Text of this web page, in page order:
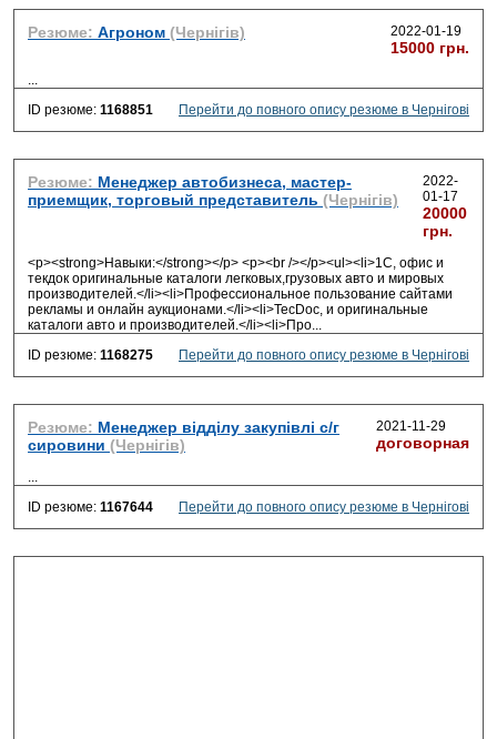
Резюме: Агроном (Чернігів) 2022-01-19
15000 грн.
...
ID резюме: 1168851 Перейти до повного опису резюме в Чернігові
Резюме: Менеджер автобизнеса, мастер-
приемщик, торговый представитель (Чернігів)
2022-
01-17
20000
грн.
<p><strong>Навыки:</strong></p> <p><br /></p><ul><li>1С, офис и
текдок оригинальные каталоги легковых,грузовых авто и мировых
производителей.</li><li>Профессиональное пользование сайтами
рекламы и онлайн аукционами.</li><li>TecDoc, и оригинальные
каталоги авто и производителей.</li><li>Про...
ID резюме: 1168275 Перейти до повного опису резюме в Чернігові
Резюме: Менеджер відділу закупівлі с/г
сировини (Чернігів)
2021-11-29
договорная
...
ID резюме: 1167644 Перейти до повного опису резюме в Чернігові